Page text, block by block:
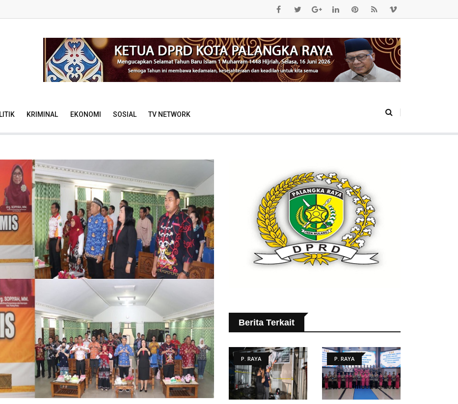
KRIMINAL EKONOMI SOSIAL TV NETWORK
Berita Terkait
P. RAYA P. RAYA